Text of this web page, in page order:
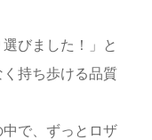
びました！」と
持ち歩ける品質
で、ずっとロザ